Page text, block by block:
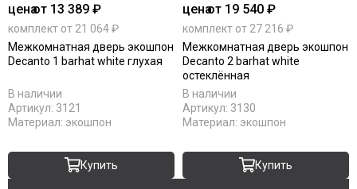
ценаот 13 389 ₽
комплект от 21 064 ₽
Межкомнатная дверь экошпон
Decanto 1 barhat white глухая
В наличии
Артикул: 3121
Материал: экошпон
Купить
ценаот 19 540 ₽
комплект от 27 216 ₽
Межкомнатная дверь экошпон
Decanto 2 barhat white
остеклённая
В наличии
Артикул: 3130
Материал: экошпон
Купить